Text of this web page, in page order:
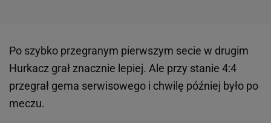
Po szybko przegranym pierwszym secie w drugim
Hurkacz grał znacznie lepiej. Ale przy stanie 4:4
przegrał gema serwisowego i chwilę później było po
meczu.